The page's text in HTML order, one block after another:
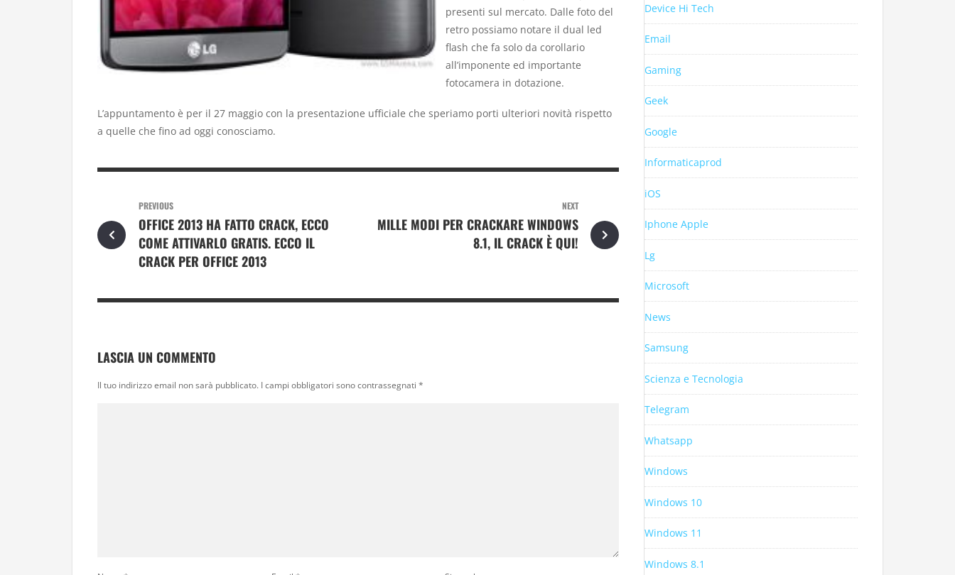
presenti sul mercato. Dalle foto del
retro possiamo notare il dual led
flash che fa solo da corollario
all’imponente ed importante
fotocamera in dotazione.
L’appuntamento è per il 27 maggio con la presentazione ufficiale che speriamo porti ulteriori novità rispetto
a quelle che fino ad oggi conosciamo.
PREVIOUS
OFFICE 2013 HA FATTO CRACK, ECCO
COME ATTIVARLO GRATIS. ECCO IL
CRACK PER OFFICE 2013
NEXT
MILLE MODI PER CRACKARE WINDOWS
8.1, IL CRACK È QUI!
LASCIA UN COMMENTO
Il tuo indirizzo email non sarà pubblicato. I campi obbligatori sono contrassegnati *
Device Hi Tech
Email
Gaming
Geek
Google
Informaticaprod
iOS
Iphone Apple
Lg
Microsoft
News
Samsung
Scienza e Tecnologia
Telegram
Whatsapp
Windows
Windows 10
Windows 11
Windows 8.1